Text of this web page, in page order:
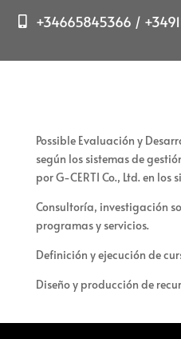
+34665845366 /
Possible Evaluación y
según los sistemas de
por G-CERTI Co., Ltd. en los
Consultoría, investigación
programas y servicios.
Definición y ejecución de
Diseño y producción de